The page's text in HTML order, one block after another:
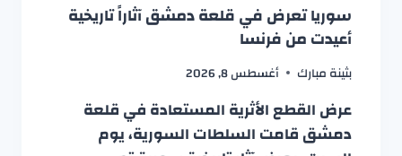
سوريا تعرض في قلعة دمشق آثاراً تاريخية
أعيدت من فرنسا
بثينة مبارك أغسطس 8, 2026
عرض القطع الأثرية المستعادة في قلعة
دمشق قامت السلطات السورية، يوم